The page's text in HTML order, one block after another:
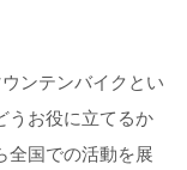
ンテンバイクとい
うお役に立てるか
全国での活動を展